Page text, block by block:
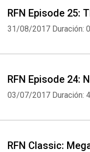
RFN Episode 25:
31/08/2017 Duración:
RFN Episode 24:
03/07/2017 Duración:
RFN Classic: